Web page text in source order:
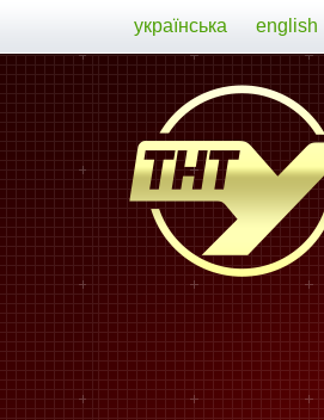
українська english